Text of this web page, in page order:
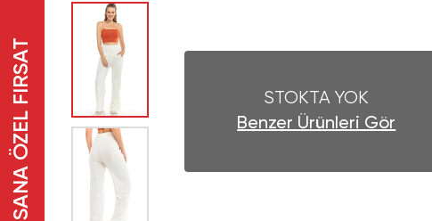
SANA ÖZEL FIRSAT STOKTA YOK
Benzer Ürünleri Gör